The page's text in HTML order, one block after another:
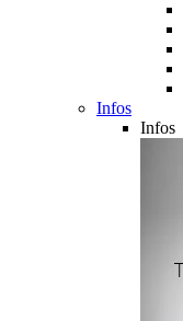
Infos
Infos